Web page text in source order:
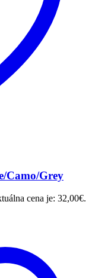
Camo/Grey
cena je: 32,00€.